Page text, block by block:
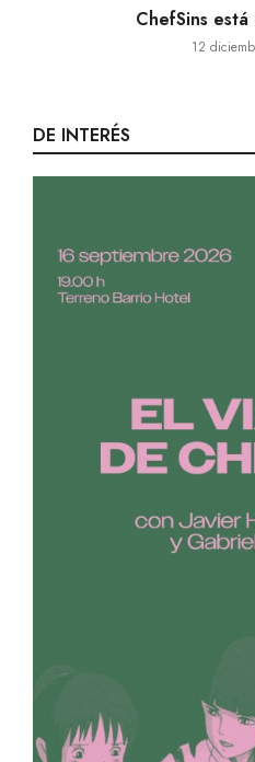
ChefSins
12
DE INTERÉS